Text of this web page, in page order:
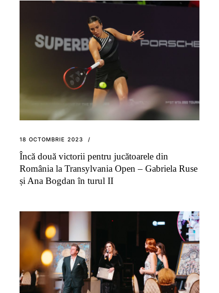
18 OCTOMBRIE 2023
Încă două victorii pentru jucătoarele din
România la Transylvania Open – Gabriela Ruse
și Ana Bogdan în turul II